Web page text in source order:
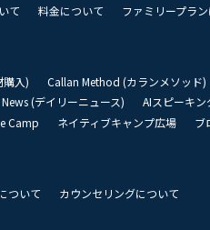
て 料金について
ファミリープラ
購入)
Callan Method (カランメソッド)
(デイリーニュース)
AIスピーキ
Camp ネイティブキャンプ広場
ブ
ついて
カウンセリングについて